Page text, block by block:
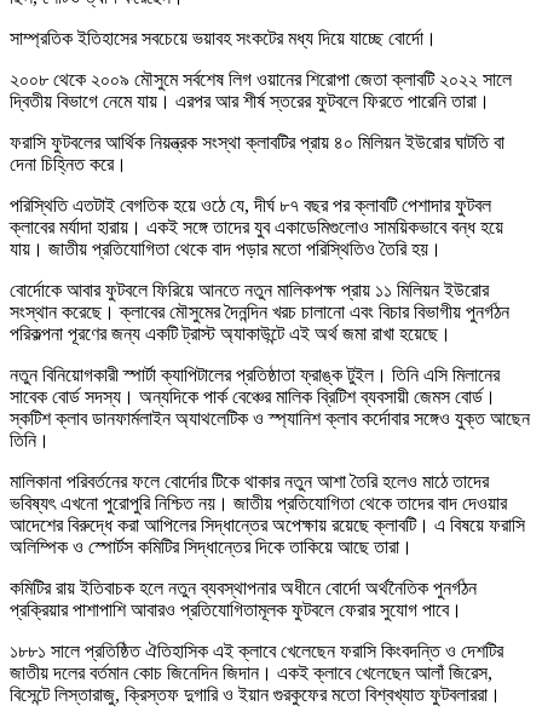
সাম্প্রতিক ইতিহাসের সবচেয়ে ভয়াবহ সংকটের মধ্য দিয়ে যাচ্ছে বোর্দো।
২০০৮ থেকে ২০০৯ মৌসুমে সর্বশেষ লিগ ওয়ানের শিরোপা জেতা ক্লাবটি ২০২২ সালে
দ্বিতীয় বিভাগে নেমে যায়। এরপর আর শীর্ষ স্তরের ফুটবলে ফিরতে পারেনি তারা।
ফরাসি ফুটবলের আর্থিক নিয়ন্ত্রক সংস্থা ক্লাবটির প্রায় ৪০ মিলিয়ন ইউরোর ঘাটতি বা
দেনা চিহ্নিত করে।
পরিস্থিতি এতটাই বেগতিক হয়ে ওঠে যে, দীর্ঘ ৮৭ বছর পর ক্লাবটি পেশাদার ফুটবল
ক্লাবের মর্যাদা হারায়। একই সঙ্গে তাদের যুব একাডেমিগুলোও সাময়িকভাবে বন্ধ হয়ে
যায়। জাতীয় প্রতিযোগিতা থেকে বাদ পড়ার মতো পরিস্থিতিও তৈরি হয়।
বোর্দোকে আবার ফুটবলে ফিরিয়ে আনতে নতুন মালিকপক্ষ প্রায় ১১ মিলিয়ন ইউরোর
সংস্থান করেছে। ক্লাবের মৌসুমের দৈনন্দিন খরচ চালানো এবং বিচার বিভাগীয় পুনর্গঠন
পরিকল্পনা পূরণের জন্য একটি ট্রাস্ট অ্যাকাউন্টে এই অর্থ জমা রাখা হয়েছে।
নতুন বিনিয়োগকারী স্পার্টা ক্যাপিটালের প্রতিষ্ঠাতা ফ্রাঙ্ক টুইল। তিনি এসি মিলানের
সাবেক বোর্ড সদস্য। অন্যদিকে পার্ক বেঞ্চের মালিক ব্রিটিশ ব্যবসায়ী জেমস বোর্ড।
স্কটিশ ক্লাব ডানফার্মলাইন অ্যাথলেটিক ও স্প্যানিশ ক্লাব কর্দোবার সঙ্গেও যুক্ত আছেন
তিনি।
মালিকানা পরিবর্তনের ফলে বোর্দোর টিকে থাকার নতুন আশা তৈরি হলেও মাঠে তাদের
ভবিষ্যৎ এখনো পুরোপুরি নিশ্চিত নয়। জাতীয় প্রতিযোগিতা থেকে তাদের বাদ দেওয়ার
আদেশের বিরুদ্ধে করা আপিলের সিদ্ধান্তের অপেক্ষায় রয়েছে ক্লাবটি। এ বিষয়ে ফরাসি
অলিম্পিক ও স্পোর্টস কমিটির সিদ্ধান্তের দিকে তাকিয়ে আছে তারা।
কমিটির রায় ইতিবাচক হলে নতুন ব্যবস্থাপনার অধীনে বোর্দো অর্থনৈতিক পুনর্গঠন
প্রক্রিয়ার পাশাপাশি আবারও প্রতিযোগিতামূলক ফুটবলে ফেরার সুযোগ পাবে।
১৮৮১ সালে প্রতিষ্ঠিত ঐতিহাসিক এই ক্লাবে খেলেছেন ফরাসি কিংবদন্তি ও দেশটির
জাতীয় দলের বর্তমান কোচ জিনেদিন জিদান। একই ক্লাবে খেলেছেন আলাঁ জিরেস,
বিসেন্টে লিস্তারাজু, ক্রিস্তফ দুগারি ও ইয়ান গুরকুফের মতো বিশ্বখ্যাত ফুটবলাররা।